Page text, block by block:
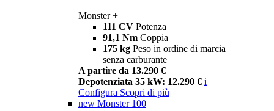
Monster +
111 CV Potenza
91,1 Nm Coppia
175 kg Peso in ordine di marcia
senza carburante
A partire da 13.290 €
Depotenziata 35 kW: 12.290 € i
Configura Scopri di più
new Monster 100